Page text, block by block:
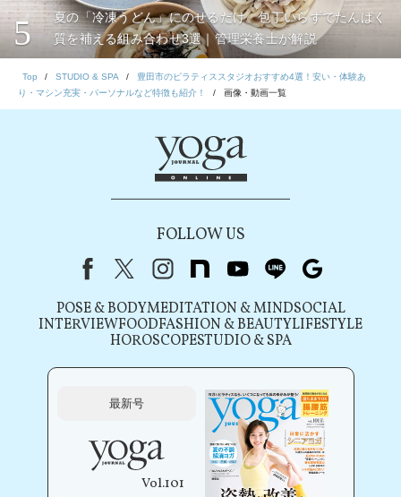
5
夏の「冷凍うどん」にのせるだけ。包丁いらずでたんぱく
質を補える組み合わせ3選｜管理栄養士が解説
Top STUDIO & SPA
豊田市のピラティススタジオおすすめ4選！安い・体験あ
り・マシン充実・パーソナルなど特徴も紹介！
画像・動画一覧
FOLLOW US
FacebookX（旧Twitter）
instagram
note youtubeline
POSE & BODYMEDITATION & MINDSOCIAL
INTERVIEWFOODFASHION & BEAUTYLIFESTYLE
HOROSCOPESTUDIO & SPA
最新号
Vol.101